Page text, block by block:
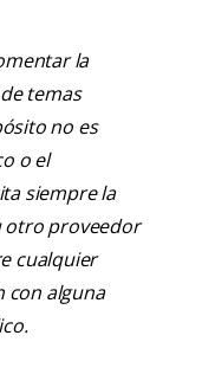
la
temas
no es
o el
siempre la
otro proveedor
cualquier
con alguna